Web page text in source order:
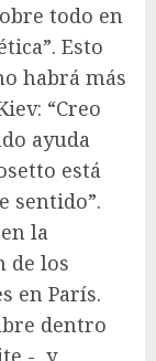
todo en
Esto
habrá más
“Creo
ayuda
está
sentido”.
la
de los
en París.
dentro